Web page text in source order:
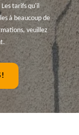
tarifs qu'il
à beaucoup de
veuillez